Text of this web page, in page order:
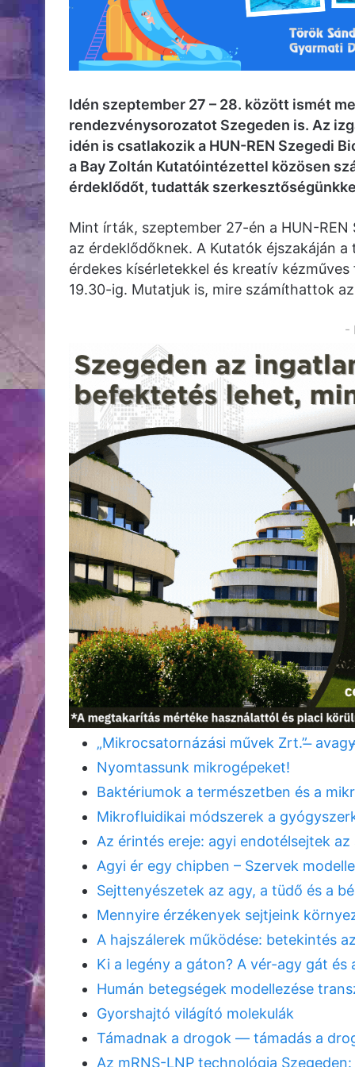
Idén szeptember 27 – 28. között ismét
rendezvénysorozatot Szegeden is. Az
idén is csatlakozik a HUN-REN Szegedi
a Bay Zoltán Kutatóintézettel közösen
érdeklődőt, tudatták
Mint írták, szeptember 27-én a HUN-REN
az érdeklődőknek. A Kutatók éjszakáján
érdekes kísérletekkel és kreatív
19.30-ig. Mutatjuk is, mire számíthattok
-
„Mikrocsatornázási művek Zrt.”
Nyomtassunk mikrogépeket!
Baktériumok a természetben és a
Mikrofluidikai módszerek a
Az érintés ereje: agyi endotélsejtek
Agyi ér egy chipben – Szervek
Sejttenyészetek az agy, a tüdő és a
Mennyire érzékenyek sejtjeink
A hajszálerek működése: betekintés
Ki a legény a gáton? A vér-agy gát
Humán betegségek modellezése
Gyorshajtó világító molekulák
Támadnak a drogok — támadás a
Az mRNS-LNP technológia